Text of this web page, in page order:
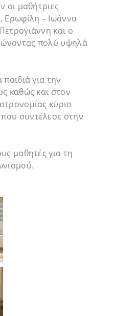
οι μαθήτριες
Ερωφίλη – Ιωάννα
και ο
πολύ υψηλά
για την
καθώς και στον
κύριο
συντέλεσε στην
μαθητές για τη